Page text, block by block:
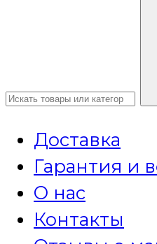
Доставка
Гарантия и
О нас
Контакты